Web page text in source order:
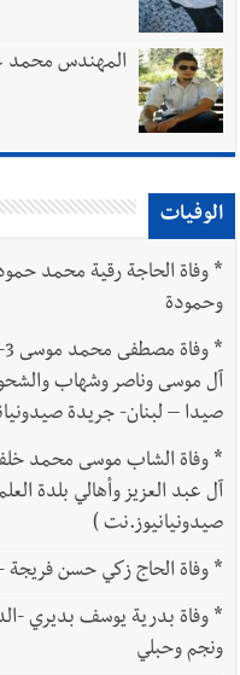
المهندس محمد
الوفيات
*
وحمودة
*
آل موسى وناصر وشهاب
صيدا – لبنان- جريدة
*
آل عبد العزيز وأهالي بلدة
صيدونيانيوز.نت )
*وفاة الحاج زكي حسن فريجة -
*
ونجم وحبلي